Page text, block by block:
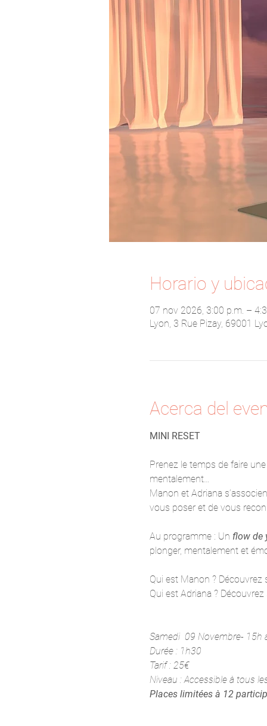
Horario y
07 nov 2026, 3:00 p.m. –
Lyon, 3 Rue Pizay, 69001
Acerca del
MINI RESET
Prenez le temps de faire
mentalement…
Manon et Adriana
vous poser et de vous
Au programme : Un flow de
plonger, mentalement et
Qui est Manon ?
Qui est Adriana ?
Samedi  09 Novembre- 15h
Durée : 1h30
Tarif : 25€
Niveau : Accessible à tous
Places limitées à 12